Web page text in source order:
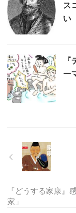
ス
い
ー
『どうする家康』
家」